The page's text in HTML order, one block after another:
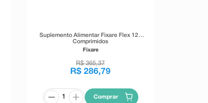
Suplemento Alimentar Fixare Flex 120
Comprimidos
Fixare
R$ 365,37
R$ 286,79
Comprar